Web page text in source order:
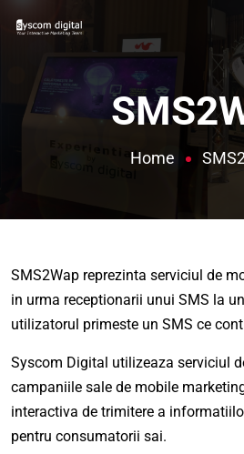
Home
SMS2Wap reprezinta serviciul de
in urma receptionarii unui SMS la
utilizatorul primeste un SMS ce
Syscom Digital utilizeaza serviciul
campaniile sale de mobile
interactiva de trimitere a
pentru consumatorii sai.